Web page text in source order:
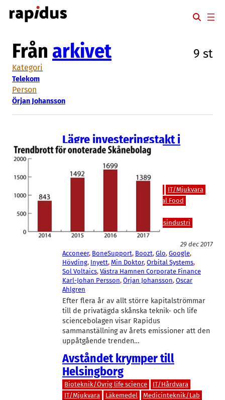
Hoppa
till
Från arkivet 9 st
Kategori
Telekom
Person
Örjan Johansson
Lägre investeringstakt i
Skånes privatägda
teknikbolag
Bioteknik/Övrig life science
IT/Mjukvara
Livsmedel/Functional Food
Teknik/Verkstadsindustri
Telekom
29 dec 2017
Acconeer, BoneSupport, Boozt, Glo, Google
Hövding, Inyett, Min Doktor, Orbital Systems
Sol Voltaics, Västra Hamnen Corporate Finance
Karl-Johan Persson, Örjan Johansson, Oscar
Ahlgren
Efter flera år av allt större kapitalströmmar
till de privatägda skånska teknik- och life
sciencebolagen visar Rapidus
sammanställning av årets emissioner att den
uppåtgående trenden…
Avståndet krymper till
Helsingborg
Bioteknik/Övrig life science
IT/Hårdvara
IT/Mjukvara
Läkemedel
Medicinteknik/Lab